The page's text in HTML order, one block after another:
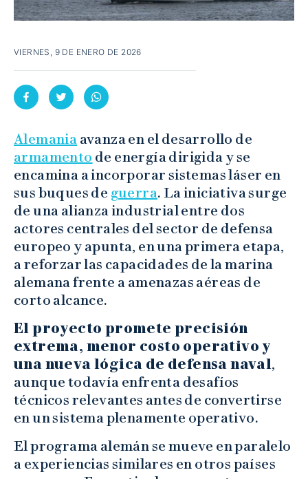
VIERNES, 9 DE ENERO DE 2026
Alemania avanza en el desarrollo de
armamento de energía dirigida y se
encamina a incorporar sistemas láser en
sus buques de guerra. La iniciativa surge
de una alianza industrial entre dos
actores centrales del sector de defensa
europeo y apunta, en una primera etapa,
a reforzar las capacidades de la marina
alemana frente a amenazas aéreas de
corto alcance.
El proyecto promete precisión
extrema, menor costo operativo y
una nueva lógica de defensa naval,
aunque todavía enfrenta desafíos
técnicos relevantes antes de convertirse
en un sistema plenamente operativo.
El programa alemán se mueve en paralelo
a experiencias similares en otros países